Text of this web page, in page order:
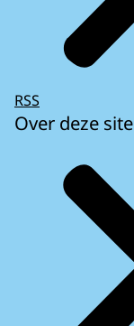
RSS
Over deze site